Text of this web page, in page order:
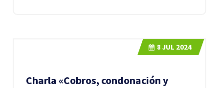
Charla «Cobros, condonación y
8 JUL 2024